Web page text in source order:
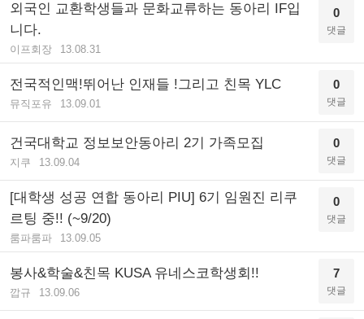
외국인 교환학생들과 문화교류하는 동아리 IF입
니다.
이프회장 13.08.31
0
댓글
전국적인맥!뛰어난 인재들 !그리고 친목 YLC
뮤직포유 13.09.01
0
댓글
건국대학교 정보보안동아리 2기 가족모집
지쿠 13.09.04
0
댓글
[대학생 성공 연합 동아리 PIU] 6기 임원진 리쿠
르팅 중!! (~9/20)
룸파룸파 13.09.05
0
댓글
봉사&학술&친목 KUSA 유네스코학생회!!
깝규 13.09.06
7
댓글